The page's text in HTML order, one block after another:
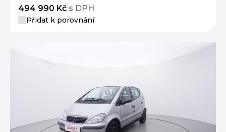
494 990 Kč s DPH
Přidat k porovnání